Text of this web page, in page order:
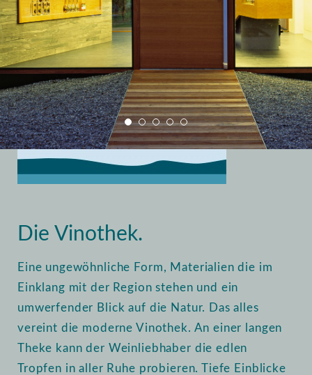
Die Vinothek.
Eine ungewöhnliche Form, Materialien die im
Einklang mit der Region stehen und ein
umwerfender Blick auf die Natur. Das alles
vereint die moderne Vinothek. An einer langen
Theke kann der Weinliebhaber die edlen
Tropfen in aller Ruhe probieren. Tiefe Einblicke